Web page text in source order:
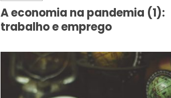
A economia na pandemia (1):
trabalho e emprego